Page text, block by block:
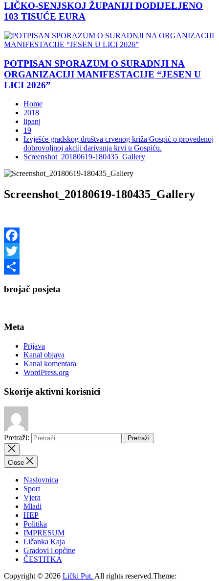
LIČKO-SENJSKOJ ŽUPANIJI DODIJELJENO
103 TISUĆE EURA
POTPISAN SPORAZUM O SURADNJI NA
ORGANIZACIJI MANIFESTACIJE “JESEN U
LICI 2026”
Home
2018
lipanj
19
Izvješće gradskog društva crvenog križa Gospić o provedenoj
dobrovoljnoj akciji darivanja krvi u Gospiću.
Screenshot_20180619-180435_Gallery
Screenshot_20180619-180435_Gallery
Facebook
Twitter
brojač posjeta
Meta
Prijava
Kanal objava
Kanal komentara
WordPress.org
Skorije aktivni korisnici
Pretraži:
Close
Naslovnica
Sport
Vjera
Mladi
HEP
Politika
IMPRESUM
Ličanka Kaja
Gradovi i općine
ČESTITKA
Copyright © 2026 Lički Put. All rights reserved.Theme: